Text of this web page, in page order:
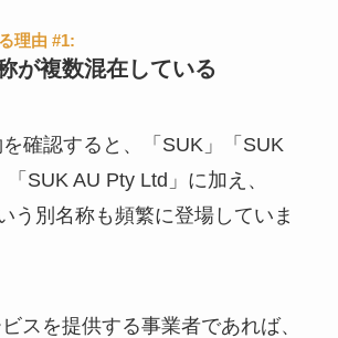
理由 #1:
が複数混在している
確認すると、「SUK」「SUK
SUK AU Pty Ltd」に加え、
う別名称も頻繁に登場していま
スを提供する事業者であれば、